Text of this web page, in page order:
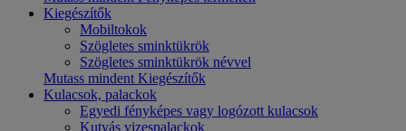
Kiegészítők
Mobiltokok
Szögletes sminktükrök
Szögletes sminktükrök névvel
Mutass mindent Kiegészítők
Kulacsok, palackok
Egyedi fényképes vagy logózott kulacsok
Kutyás vizespalackok